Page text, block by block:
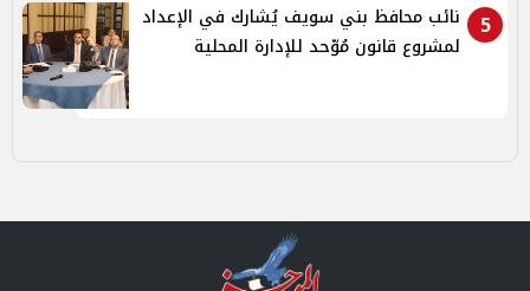
5
نائب محافظ بني سويف يُشارك في الإعداد
لمشروع قانون مُوّحد للإدارة المحلية